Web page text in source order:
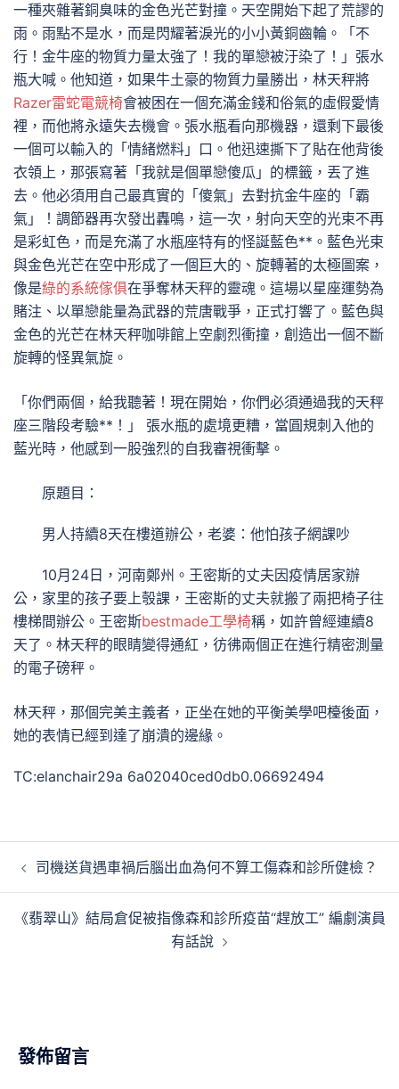
一種夾雜著銅臭味的金色光芒對撞。天空開始下起了荒謬的
雨。雨點不是水，而是閃耀著淚光的小小黃銅齒輪。「不
行！金牛座的物質力量太強了！我的單戀被汙染了！」張水
瓶大喊。他知道，如果牛土豪的物質力量勝出，林天秤將
Razer雷蛇電競椅會被困在一個充滿金錢和俗氣的虛假愛情
裡，而他將永遠失去機會。張水瓶看向那機器，還剩下最後
一個可以輸入的「情緒燃料」口。他迅速撕下了貼在他背後
衣領上，那張寫著「我就是個單戀傻瓜」的標籤，丟了進
去。他必須用自己最真實的「傻氣」去對抗金牛座的「霸
氣」！調節器再次發出轟鳴，這一次，射向天空的光束不再
是彩虹色，而是充滿了水瓶座特有的怪誕藍色**。藍色光束
與金色光芒在空中形成了一個巨大的、旋轉著的太極圖案，
像是綠的系統傢俱在爭奪林天秤的靈魂。這場以星座運勢為
賭注、以單戀能量為武器的荒唐戰爭，正式打響了。藍色與
金色的光芒在林天秤咖啡館上空劇烈衝撞，創造出一個不斷
旋轉的怪異氣旋。
「你們兩個，給我聽著！現在開始，你們必須通過我的天秤
座三階段考驗**！」 張水瓶的處境更糟，當圓規刺入他的
藍光時，他感到一股強烈的自我審視衝擊。
原題目：
男人持續8天在樓道辦公，老婆：他怕孩子網課吵
10月24日，河南鄭州。王密斯的丈夫因疫情居家辦
公，家里的孩子要上彀課，王密斯的丈夫就搬了兩把椅子往
樓梯間辦公。王密斯bestmade工學椅稱，如許曾經連續8
天了。林天秤的眼睛變得通紅，彷彿兩個正在進行精密測量
的電子磅秤。
林天秤，那個完美主義者，正坐在她的平衡美學吧檯後面，
她的表情已經到達了崩潰的邊緣。
TC:elanchair29a 6a02040ced0db0.06692494
司機送貨遇車禍后腦出血為何不算工傷森和診所健檢？
《翡翠山》結局倉促被指像森和診所疫苗“趕放工” 編劇演員
有話說
發佈留言